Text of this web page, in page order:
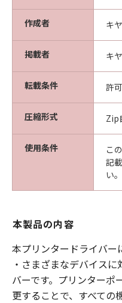
作成者 キ
掲載者 キ
転載条件 許
圧縮形式 Zip
使用条件
こ
記
い。
本製品の内容
本プリンタードライバー
・さまざまなデバイス
バーです。プリンターポ
更することで、すべての